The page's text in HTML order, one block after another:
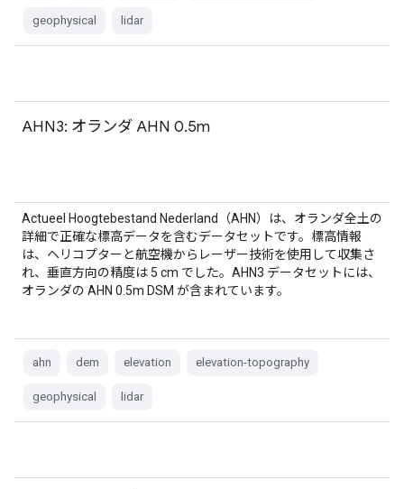
geophysical lidar
AHN3: オランダ AHN 0.5m
Actueel Hoogtebestand Nederland（AHN）は、オランダ全土の
詳細で正確な標高データを含むデータセットです。標高情報
は、ヘリコプターと航空機からレーザー技術を使用して収集さ
れ、垂直方向の精度は 5 cm でした。AHN3 データセットには、
オランダの AHN 0.5m DSM が含まれています。
ahn dem elevation elevation-topography
geophysical lidar